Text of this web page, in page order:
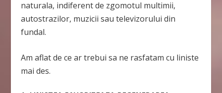
naturala, indiferent de zgomotul multimii,
autostrazilor, muzicii sau televizorului din
fundal.
Am aflat de ce ar trebui sa ne rasfatam cu liniste
mai des.